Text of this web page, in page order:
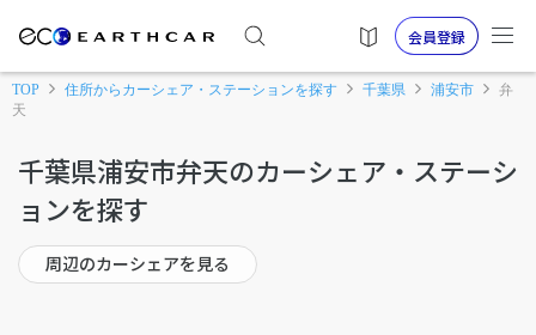
会員登録
TOP 住所からカーシェア・ステーションを探す 千葉県 浦安市
弁
天
千葉県浦安市弁天のカーシェア・ステーシ
ョンを探す
周辺のカーシェアを見る